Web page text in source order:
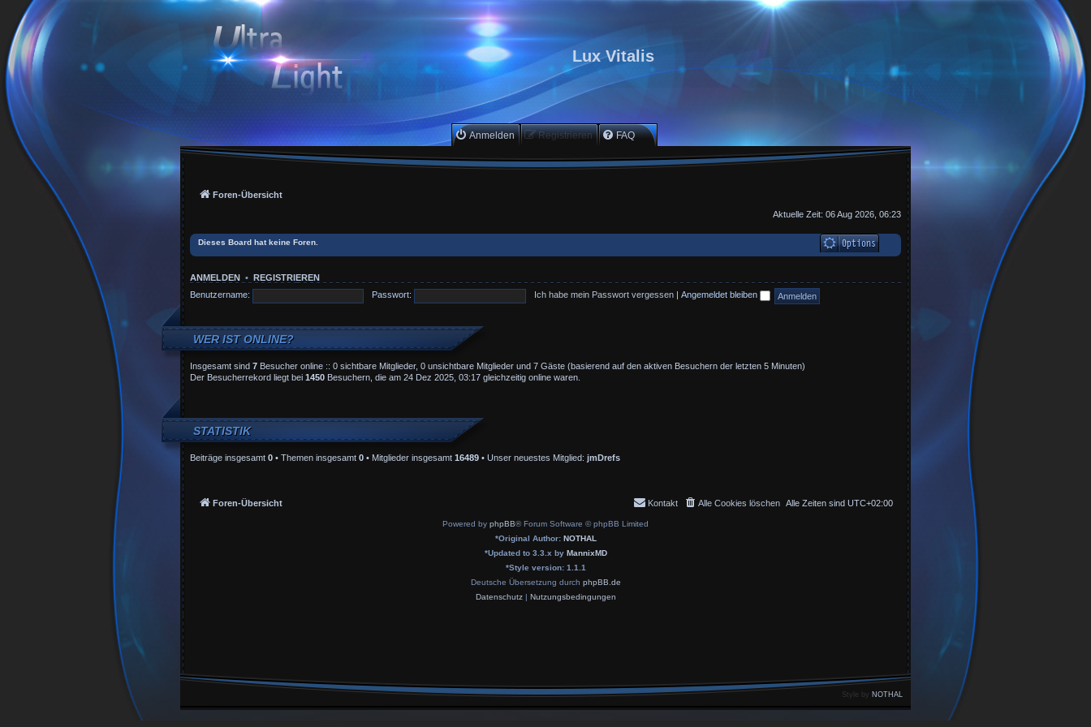
Lux Vitalis
Anmelden Registrieren FAQ
Foren-Übersicht
Aktuelle Zeit: 06 Aug 2026, 06:23
Dieses Board hat keine Foren.
ANMELDEN • REGISTRIEREN
Benutzername:
Passwort: Ich habe mein Passwort vergessen Angemeldet bleiben
WER IST ONLINE?
Insgesamt sind 7 Besucher online :: 0 sichtbare Mitglieder, 0 unsichtbare Mitglieder und 7 Gäste (basierend auf den aktiven Besuchern der letzten 5 Minuten)
Der Besucherrekord liegt bei 1450 Besuchern, die am 24 Dez 2025, 03:17 gleichzeitig online waren.
STATISTIK
Beiträge insgesamt 0 • Themen insgesamt 0 • Mitglieder insgesamt 16489 • Unser neuestes Mitglied: jmDrefs
Foren-Übersicht Alle Zeiten sind UTC+02:00
Alle Cookies löschen
Kontakt
Powered by phpBB® Forum Software © phpBB Limited
*Original Author: NOTHAL
*Updated to 3.3.x by MannixMD
*Style version: 1.1.1
Deutsche Übersetzung durch phpBB.de
Datenschutz| Nutzungsbedingungen
Style by NOTHAL